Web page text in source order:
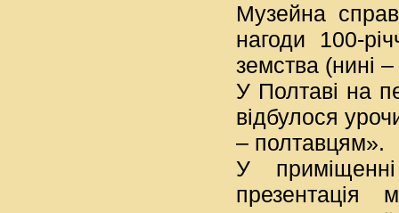
Музейна
нагоди 100-
земства (нині
У Полтаві на
відбулося
– полтавцям».
У
презентація